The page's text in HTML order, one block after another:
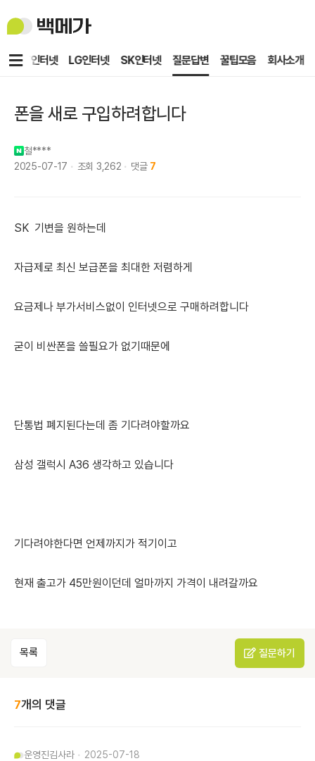
백
메
KT인터넷 LG인터넷 SK인터넷 질문답변 꿀팁모음 회사소개
메
폰을 새로 구입하려합니다
철****
2025-07-17
조회 3,262 댓글 7
SK 기변을 원하는데
자급제로 최신 보급폰을 최대한 저렴하게
요금제나 부가서비스없이 인터넷으로 구매하려합니다
굳이 비싼폰을 쓸필요가 없기때문에
단통법 폐지된다는데 좀 기다려야할까요
삼성 갤럭시 A36 생각하고 있습니다
기다려야한다면 언제까지가 적기이고
현재 출고가 45만원이던데 얼마까지 가격이 내려갈까요
목록 질문하기
7개의 댓글
운영진김사라 2025-07-18